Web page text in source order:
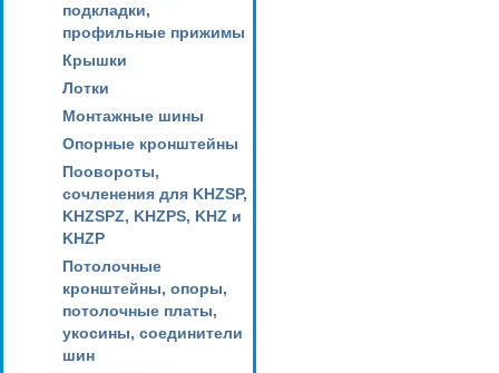
подкладки,
профильные прижимы
Крышки
Лотки
Монтажные шины
Опорные кронштейны
Поовороты,
сочленения для KHZSP,
KHZSPZ, KHZPS, KHZ и
KHZP
Потолочные
кронштейны, опоры,
потолочные платы,
укосины, соединители
шин